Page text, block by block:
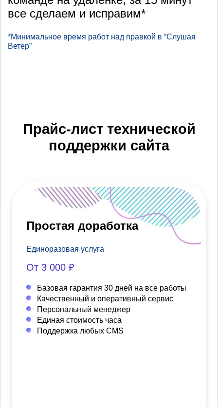
все сделаем и исправим*
*Минимальное время работ над правкой в “Слушая
Ветер”
Прайс-лист технической
поддержки сайта
Простая доработка
Единоразовая услуга
От 3 000 ₽
Базовая гарантия 30 дней на все работы
Качественный и оперативный сервис
Персональный менеджер
Единая стоимость часа
Поддержка любых CMS